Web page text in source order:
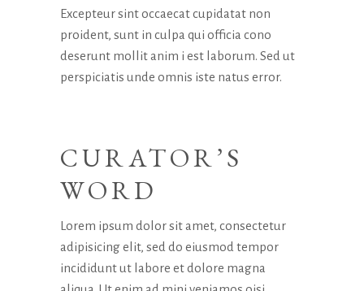
Excepteur sint occaecat cupidatat non
proident, sunt in culpa qui officia cono
deserunt mollit anim i est laborum. Sed ut
perspiciatis unde omnis iste natus error.
CURATOR’S
WORD
Lorem ipsum dolor sit amet, consectetur
adipisicing elit, sed do eiusmod tempor
incididunt ut labore et dolore magna